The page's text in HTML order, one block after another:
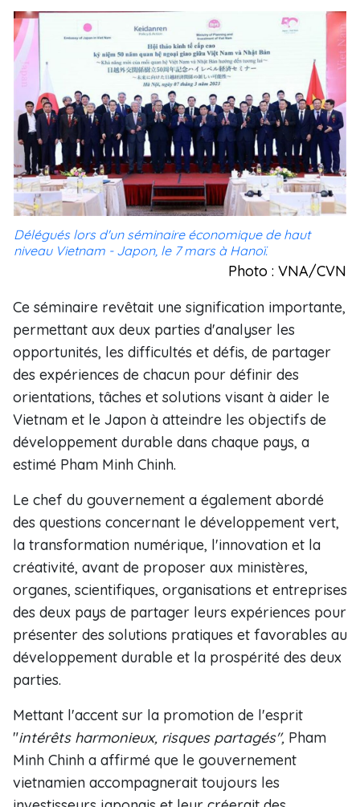
Délégués lors d'un séminaire économique de haut
niveau Vietnam - Japon, le 7 mars à Hanoï.
Photo : VNA/CVN
Ce séminaire revêtait une signification importante,
permettant aux deux parties d'analyser les
opportunités, les difficultés et défis, de partager
des expériences de chacun pour définir des
orientations, tâches et solutions visant à aider le
Vietnam et le Japon à atteindre les objectifs de
développement durable dans chaque pays, a
estimé Pham Minh Chinh.
Le chef du gouvernement a également abordé
des questions concernant le développement vert,
la transformation numérique, l'innovation et la
créativité, avant de proposer aux ministères,
organes, scientifiques, organisations et entreprises
des deux pays de partager leurs expériences pour
présenter des solutions pratiques et favorables au
développement durable et la prospérité des deux
parties.
Mettant l'accent sur la promotion de l'esprit
"intérêts harmonieux, risques partagés", Pham
Minh Chinh a affirmé que le gouvernement
vietnamien accompagnerait toujours les